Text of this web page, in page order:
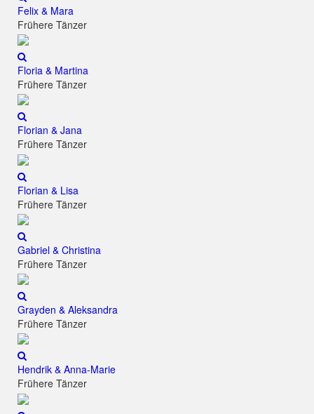
Felix & Mara
Frühere Tänzer
Floria & Martina
Frühere Tänzer
Florian & Jana
Frühere Tänzer
Florian & Lisa
Frühere Tänzer
Gabriel & Christina
Frühere Tänzer
Grayden & Aleksandra
Frühere Tänzer
Hendrik & Anna-Marie
Frühere Tänzer